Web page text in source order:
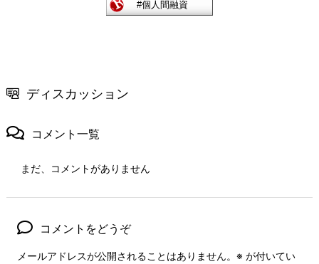
ディスカッション
コメント一覧
まだ、コメントがありません
コメントをどうぞ
メールアドレスが公開されることはありません。 ※ が付いてい